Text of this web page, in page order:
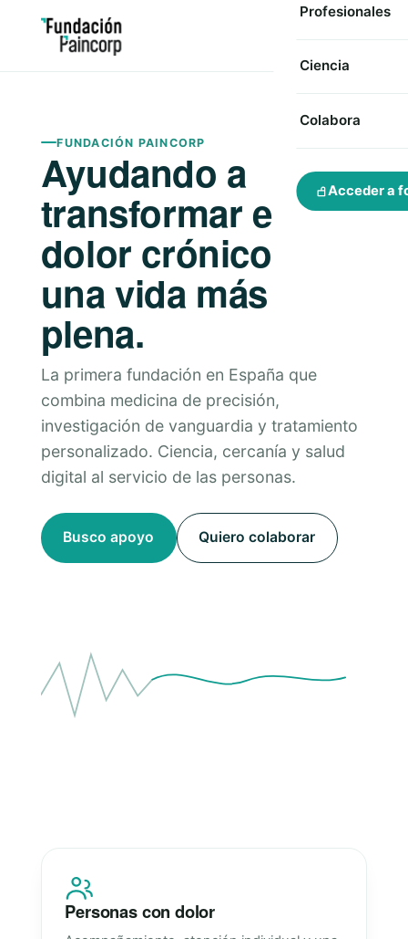
Profesionales
Ciencia
Colabora
Acceder a
FUNDACIÓN PAINCORP
Ayudando a
transformar el
dolor crónico en
una vida más
plena.
La primera fundación en España que
combina medicina de precisión,
investigación de vanguardia y tratamiento
personalizado. Ciencia, cercanía y salud
digital al servicio de las personas.
Busco apoyo Quiero colaborar
Personas con dolor